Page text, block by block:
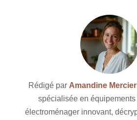
Rédigé par Amandine Mercier
spécialisée en
électroménager innovant,